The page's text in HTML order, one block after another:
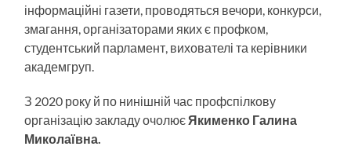
інформаційні газети, проводяться вечори, конкурси,
змагання, організаторами яких є профком,
студентський парламент, вихователі та керівники
академгруп.
З 2020 року й по нинішній час профспілкову
організацію закладу очолюєЯкименко Галина
Миколаївна.